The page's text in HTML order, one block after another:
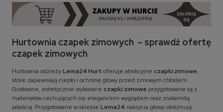
Hurtownia czapek zimowych - sprawdź ofertę
czapek zimowych
Hurtownia odzieżyLema24 Hurt oferuje atrakcyjne czapki zimowe,
które zapewniają ciepło i ochronę głowy przed zimowym chłodem.
Gustowne, estetycznie wykonane czapki zimowe przygotowane są z
materiałów cechujących się eleganckim wyglądem oraz znakomitą
jakością. Przygotowane w sklepie Lema24 nakrycia głowy obejmują: